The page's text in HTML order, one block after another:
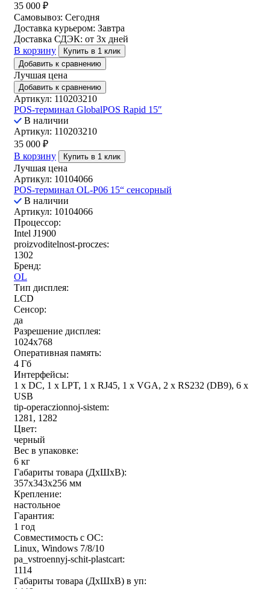
35 000 ₽
Самовывоз: Сегодня
Доставка курьером: Завтра
Доставка СДЭК: от 3х дней
В корзину
Купить в 1 клик
Добавить к сравнению
Лучшая цена
Добавить к сравнению
Артикул: 110203210
POS-терминал GlobalPOS Rapid 15″
В наличии
Артикул: 110203210
35 000 ₽
В корзину
Купить в 1 клик
Лучшая цена
Артикул: 10104066
POS-терминал OL-P06 15“ сенсорный
В наличии
Артикул: 10104066
Процессор:
Intel J1900
proizvoditelnost-proczes:
1302
Бренд:
OL
Тип дисплея:
LCD
Сенсор:
да
Разрешение дисплея:
1024x768
Оперативная память:
4 Гб
Интерфейсы:
1 x DC, 1 x LPT, 1 x RJ45, 1 x VGA, 2 х RS232 (DB9), 6 x
USB
tip-operaczionnoj-sistem:
1281, 1282
Цвет:
черный
Вес в упаковке:
6 кг
Габариты товара (ДxШxВ):
357x343x256 мм
Крепление:
настольное
Гарантия:
1 год
Совместимость с ОС:
Linux, Windows 7/8/10
pa_vstroennyj-schit-plastcart:
1114
Габариты товара (ДxШxВ) в уп: